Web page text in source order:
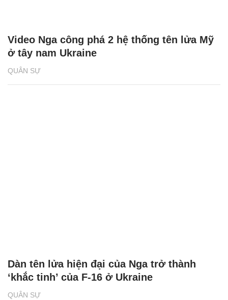
QUÂN SỰ
Video Nga công phá 2 hệ thống tên lửa Mỹ
ở tây nam Ukraine
QUÂN SỰ
Dàn tên lửa hiện đại của Nga trở thành
‘khắc tinh’ của F-16 ở Ukraine